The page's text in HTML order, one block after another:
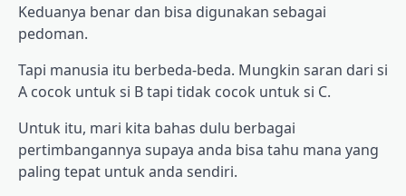
Keduanya benar dan bisa digunakan sebagai
pedoman.
Tapi manusia itu berbeda-beda. Mungkin saran dari si
A cocok untuk si B tapi tidak cocok untuk si C.
Untuk itu, mari kita bahas dulu berbagai
pertimbangannya supaya anda bisa tahu mana yang
paling tepat untuk anda sendiri.